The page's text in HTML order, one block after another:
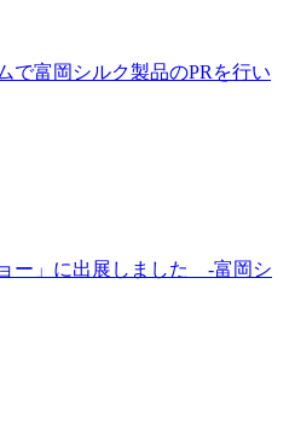
で富岡シルク製品のPRを行い
ー」に出展しました -富岡シ